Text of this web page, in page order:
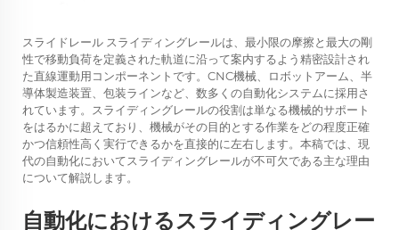
スライドレール スライディングレールは、最小限の摩擦と最大の剛
性で移動負荷を定義された軌道に沿って案内するよう精密設計され
た直線運動用コンポーネントです。CNC機械、ロボットアーム、半
導体製造装置、包装ラインなど、数多くの自動化システムに採用さ
れています。スライディングレールの役割は単なる機械的サポート
をはるかに超えており、機械がその目的とする作業をどの程度正確
かつ信頼性高く実行できるかを直接的に左右します。本稿では、現
代の自動化においてスライディングレールが不可欠である主な理由
について解説します。
自動化におけるスライディングレー